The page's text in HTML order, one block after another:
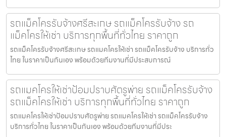
รถแม็คโครรับจ้างศรีสะเกษ รถแม็คโครรับจ้าง รถ
แม็คโครให้เช่า บริการทุกพื้นที่ทั่วไทย ราคาถูก
รถแม็คโครรับจ้างศรีสะเกษ รถแมคโครให้เช่า รถแม็คโครรับจ้าง บริการทั่ว
ไทย ในราคาเป็นกันเอง พร้อมด้วยทีมงานที่มีประสบการณ์
รถแมคโครให้เช่าป้อมปราบศัตรูพ่าย รถแม็คโครรับจ้าง
รถแม็คโครให้เช่า บริการทุกพื้นที่ทั่วไทย ราคาถูก
รถแมคโครให้เช่าป้อมปราบศัตรูพ่าย รถแมคโครให้เช่า รถแม็คโครรับจ้าง
บริการทั่วไทย ในราคาเป็นกันเอง พร้อมด้วยทีมงานที่มีประ